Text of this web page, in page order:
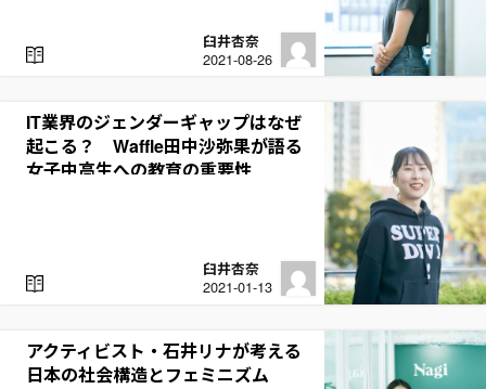
臼井杏奈
2021-08-26
R
E
IT業界のジェンダーギャップはなぜ
起こる？ Waffle田中沙弥果が語る
女子中高生への教育の重要性
臼井杏奈
2021-01-13
R
E
アクティビスト・石井リナが考える
日本の社会構造とフェミニズム